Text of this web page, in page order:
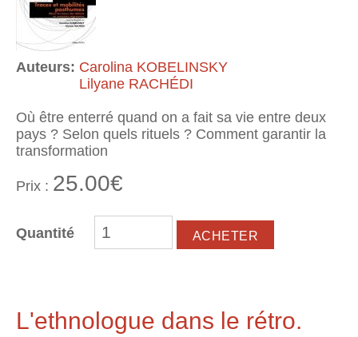
Auteurs: Carolina KOBELINSKY
Lilyane RACHÉDI
Où être enterré quand on a fait sa vie entre deux
pays ? Selon quels rituels ? Comment garantir la
transformation
Prix : 25.00€
Quantité
L'ethnologue dans le rétro.